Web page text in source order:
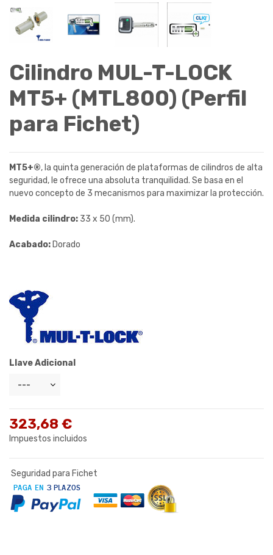
Cilindro MUL-T-LOCK
MT5+ (MTL800) (Perfil
para Fichet)
MT5+®, la quinta generación de plataformas de cilindros de alta
seguridad, le ofrece una absoluta tranquilidad. Se basa en el
nuevo concepto de 3 mecanismos para maximizar la protección.
Medida cilindro: 33 x 50 (mm).
Acabado: Dorado
Llave Adicional
323,68 €
Impuestos incluidos
Seguridad para Fichet